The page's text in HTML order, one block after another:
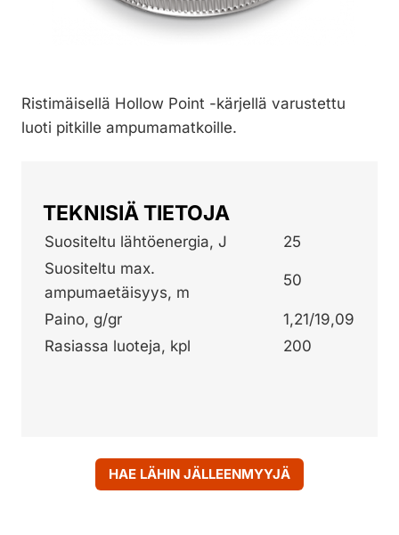
Ristimäisellä Hollow Point -kärjellä varustettu
luoti pitkille ampumamatkoille.
TEKNISIÄ TIETOJA
Suositeltu lähtöenergia, J
25
Suositeltu max.
ampumaetäisyys, m
50
Paino, g/gr
1,21/19,09
Rasiassa luoteja, kpl
200
HAE LÄHIN JÄLLEENMYYJÄ